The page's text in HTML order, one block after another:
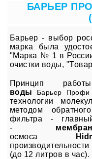
БАРЬЕР
Барьер - выбор
марка была
"Марка № 1 в
очистки воды,
Принцип
воды
Барьер
технологии
методом
фильтра -
-
осмоса
(до 12 литров в час).